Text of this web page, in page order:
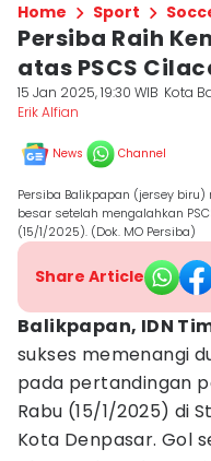
Home Sport
Persiba Raih
atas PSCS
15 Jan 2025, 19:30 WIB Kota
Erik Alfian
News Channel
Persiba Balikpapan (jersey
besar setelah mengalahkan
(15/1/2025). (Dok. MO Persiba)
Share Article
Balikpapan, IDN
sukses memenangi
pada pertandingan
Rabu (15/1/2025) di
Kota Denpasar. Gol